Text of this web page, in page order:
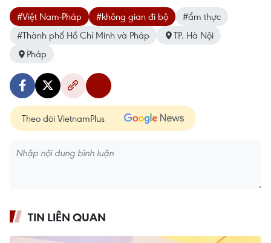
#Việt Nam-Pháp #không gian đi bộ
#ẩm thực
#Thành phố Hồ Chí Minh và Pháp
TP. Hà Nội
Pháp
Theo dõi VietnamPlus
TIN LIÊN QUAN